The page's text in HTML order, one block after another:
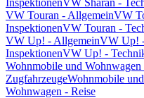
VW Touran - AllgemeinVW
InspektionenVW Touran -
VW Up! - AllgemeinVW Up!
InspektionenVW Up! -
Wohnmobile und
ZugfahrzeugeWohnmobile
Wohnwagen - Reise